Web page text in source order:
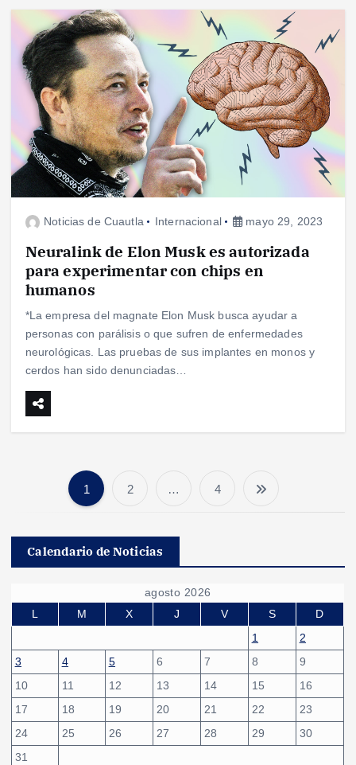
Noticias de Cuautla Internacional mayo 29, 2023
Neuralink de Elon Musk es autorizada
para experimentar con chips en
humanos
*La empresa del magnate Elon Musk busca ayudar a
personas con parálisis o que sufren de enfermedades
neurológicas. Las pruebas de sus implantes en monos y
cerdos han sido denunciadas…
a
g
i
n
a
c
1 2 … 4
Calendario de Noticias
agosto 2026
L
M X J V S
D
1
2
3
4 5 6 7 8
9
10
11 12 13 14 15
16
17
18 19 20 21 22
23
24
25 26 27 28 29
30
31